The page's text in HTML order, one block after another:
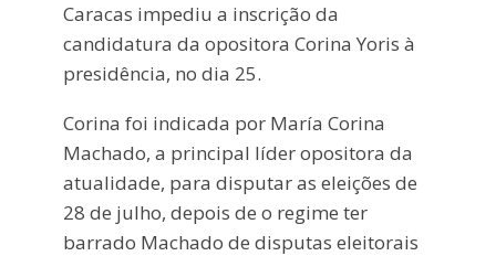
Caracas impediu a inscrição da
candidatura da opositora Corina Yoris à
presidência, no dia 25.
Corina foi indicada por María Corina
Machado, a principal líder opositora da
atualidade, para disputar as eleições de
28 de julho, depois de o regime ter
barrado Machado de disputas eleitorais